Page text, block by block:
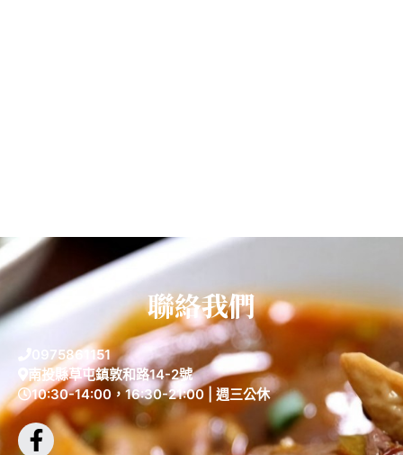
聯絡我們
0975861151
南投縣草屯鎮敦和路14-2號
10:30-14:00，16:30-21:00 | 週三公休